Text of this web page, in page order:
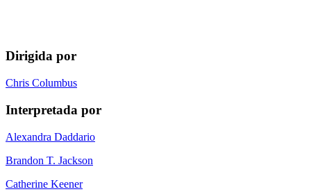
Dirigida por
Chris Columbus
Interpretada por
Alexandra Daddario
Brandon T. Jackson
Catherine Keener